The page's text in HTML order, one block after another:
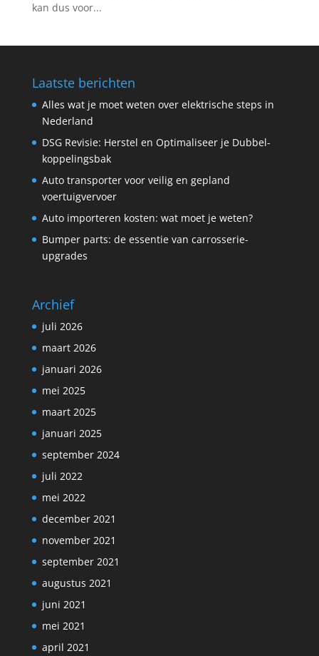
kan dus voor...
Laatste berichten
Alles wat je moet weten over elektrische steps in
Nederland
DSG Revisie: Herstel en Optimaliseer je Dubbel­
koppelings­bak
Auto transporter voor veilig en gepland
voertuigvervoer
Auto importeren kosten: wat moet je weten?
Bumper parts: de essentie van carrosserie-
upgrades
Archief
juli 2026
maart 2026
januari 2026
mei 2025
maart 2025
januari 2025
september 2024
juli 2022
mei 2022
december 2021
november 2021
september 2021
augustus 2021
juni 2021
mei 2021
april 2021